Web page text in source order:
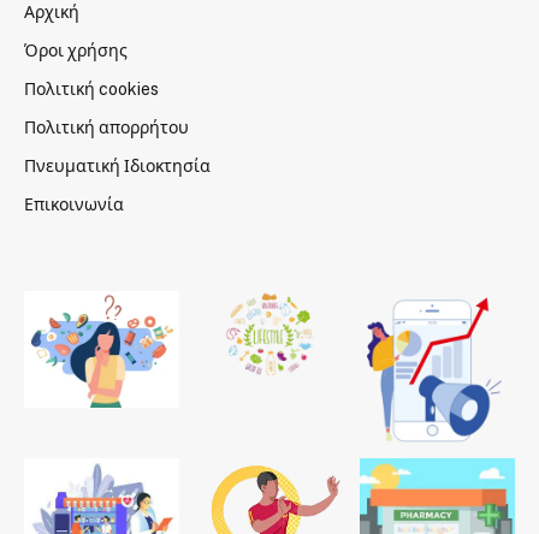
Αρχική
Όροι χρήσης
Πολιτική cookies
Πολιτική απορρήτου
Πνευματική Ιδιοκτησία
Επικοινωνία